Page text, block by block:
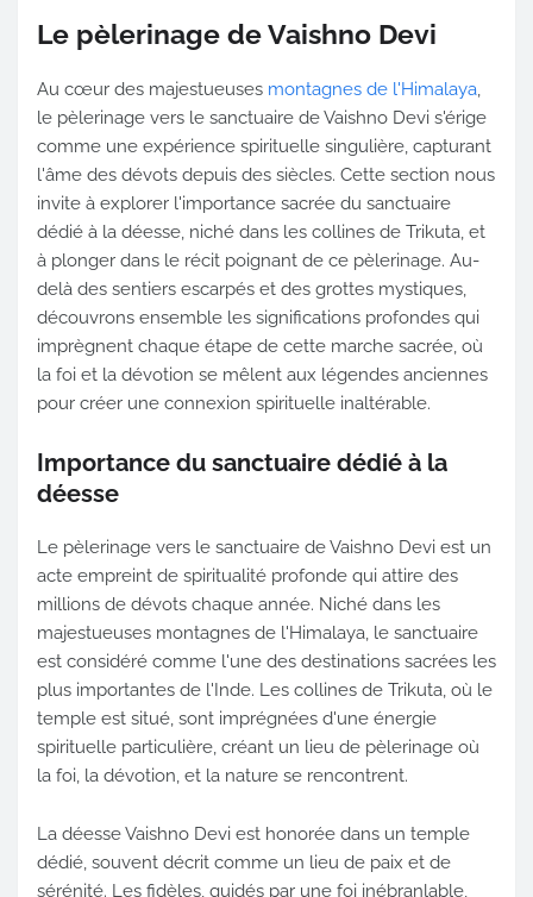
Le pèlerinage de Vaishno Devi
Au cœur des majestueuses montagnes de l'Himalaya,
le pèlerinage vers le sanctuaire de Vaishno Devi s'érige
comme une expérience spirituelle singulière, capturant
l'âme des dévots depuis des siècles. Cette section nous
invite à explorer l'importance sacrée du sanctuaire
dédié à la déesse, niché dans les collines de Trikuta, et
à plonger dans le récit poignant de ce pèlerinage. Au-
delà des sentiers escarpés et des grottes mystiques,
découvrons ensemble les significations profondes qui
imprègnent chaque étape de cette marche sacrée, où
la foi et la dévotion se mêlent aux légendes anciennes
pour créer une connexion spirituelle inaltérable.
Importance du sanctuaire dédié à la
déesse
Le pèlerinage vers le sanctuaire de Vaishno Devi est un
acte empreint de spiritualité profonde qui attire des
millions de dévots chaque année. Niché dans les
majestueuses montagnes de l'Himalaya, le sanctuaire
est considéré comme l'une des destinations sacrées les
plus importantes de l'Inde. Les collines de Trikuta, où le
temple est situé, sont imprégnées d'une énergie
spirituelle particulière, créant un lieu de pèlerinage où
la foi, la dévotion, et la nature se rencontrent.
La déesse Vaishno Devi est honorée dans un temple
dédié, souvent décrit comme un lieu de paix et de
sérénité. Les fidèles, guidés par une foi inébranlable,